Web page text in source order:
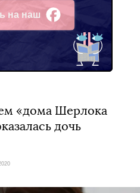
на наш
«дома Шерлока
дочь